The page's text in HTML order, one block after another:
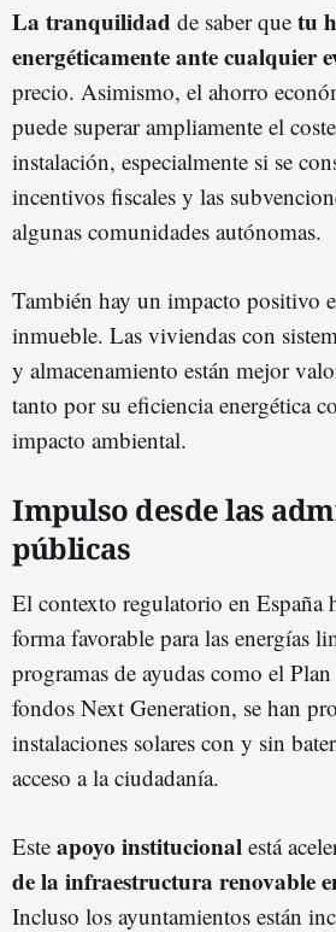
La tranquilidad de saber que tu
energéticamente ante cualquier
precio. Asimismo, el ahorro
puede superar ampliamente el
instalación, especialmente si se
incentivos fiscales y las
algunas comunidades autónomas.
También hay un impacto positivo
inmueble. Las viviendas con
y almacenamiento están mejor
tanto por su eficiencia energética
impacto ambiental.
Impulso desde las
públicas
El contexto regulatorio en España
forma favorable para las energías
programas de ayudas como el
fondos Next Generation, se han
instalaciones solares con y sin
acceso a la ciudadanía.
Este apoyo institucional está
de la infraestructura renovable
Incluso los ayuntamientos están